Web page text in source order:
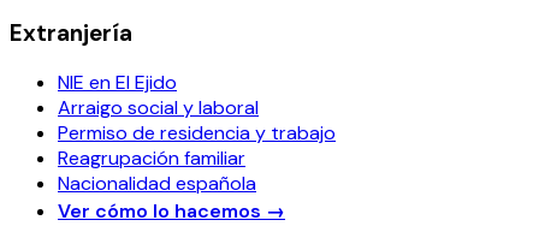
Extranjería
NIE en El Ejido
Arraigo social y laboral
Permiso de residencia y trabajo
Reagrupación familiar
Nacionalidad española
Ver cómo lo hacemos →